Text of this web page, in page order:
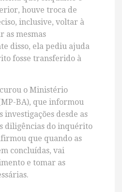
houve troca de
inclusive, voltar à
as mesmas
disso, ela pediu ajuda
fosse transferido à
o Ministério
BA), que informou
investigações desde as
diligências do inquérito
que quando as
concluídas, vai
e tomar as